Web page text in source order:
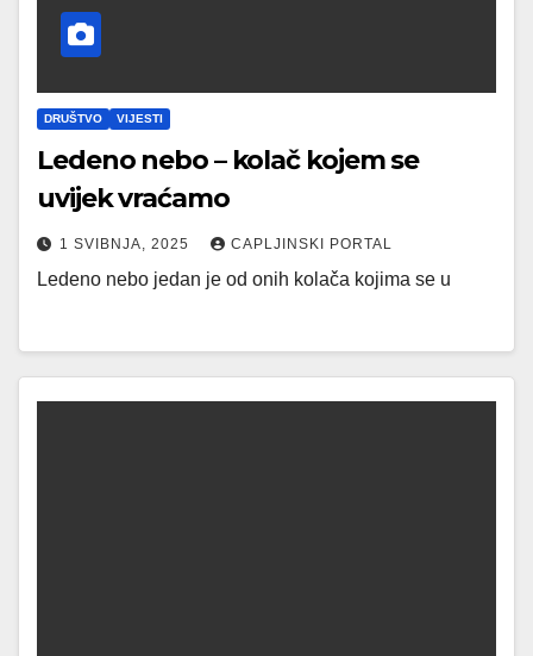
DRUŠTVO VIJESTI
Ledeno nebo – kolač kojem se
uvijek vraćamo
1 SVIBNJA, 2025 CAPLJINSKI PORTAL
Ledeno nebo jedan je od onih kolača kojima se u